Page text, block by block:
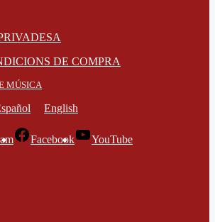
DE COMPRA
MÚSICA
English
Facebook YouTube